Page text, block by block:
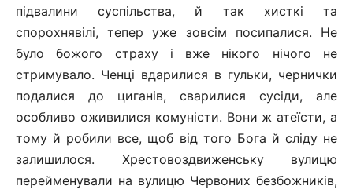
підвалини суспільства, й так хисткі та
спорохнявілі, тепер уже зовсім посипалися. Не
було божого страху і вже нікого нічого не
стримувало. Ченці вдарилися в гульки, чернички
подалися до циганів, сварилися сусіди, але
особливо оживилися комуністи. Вони ж атеїсти, а
тому й робили все, щоб від того Бога й сліду не
залишилося. Хрестовоздвиженську вулицю
перейменували на вулицю Червоних безбожників,